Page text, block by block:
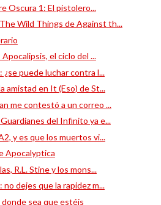
Oscura 1: El pistolero...
Wild Things de Against th...
el ciclo del ...
puede luchar contra l...
amistad en It (Eso) de St...
me contestó a un correo ...
del Infinito ya e...
y es que los muertos vi...
Apocalyptica
R.L. Stine y los mons...
dejes que la rapidez m...
donde sea que estéis